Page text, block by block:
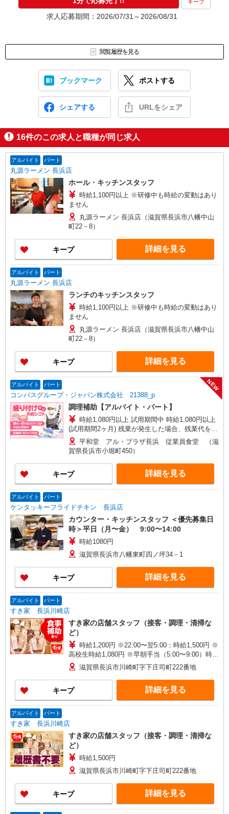
キープ
求人応募期間：2026/07/31～2026/08/31
閲覧履歴を見る
ブックマーク ポストする
シェアする URLをシェア
16件のこの求人と職種が同じ求人
アルバイト パート
丸源ラーメン 長浜店
ホール・キッチンスタッフ
時給1,100円以上 ※研修中も時給の変動はあり
ません
丸源ラーメン 長浜店（滋賀県長浜市八幡中山
町22－8）
キープ 詳細を見る
アルバイト パート
丸源ラーメン 長浜店
ランチのキッチンスタッフ
時給1,100円以上 ※研修中も時給の変動はあり
ません
丸源ラーメン 長浜店（滋賀県長浜市八幡中山
町22－8）
キープ 詳細を見る
アルバイト パート
コンパスグループ・ジャパン株式会社 21388_p
NEW
調理補助【アルバイト・パート】
時給1,080円以上 試用期間中 時給1,080円以上
(試用期間2ヶ月) 残業が発生した場合、残業代を1
分単位で別途支給します。
平和堂 アル・プラザ長浜 従業員食堂 （滋
賀県長浜市小堀町450）
キープ 詳細を見る
アルバイト パート
ケンタッキーフライドチキン 長浜店
カウンター・キッチンスタッフ ＜優先募集日
時＞平日（月〜金） 9:00〜14:00
時給1080円
滋賀県長浜市八幡東町四ノ坪34－1
キープ 詳細を見る
アルバイト パート
すき家 長浜川崎店
すき家の店舗スタッフ（接客・調理・清掃な
ど）
時給1,200円 ※22:00〜翌5:00：時給1,500円 ※
高校生時給1,080円 ※早朝手当（5:00〜9:00）時給
＋150円
滋賀県長浜市川崎町字下庄司町222番地
キープ 詳細を見る
アルバイト パート
すき家 長浜川崎店
すき家の店舗スタッフ（接客・調理・清掃な
ど）
時給1,500円
滋賀県長浜市川崎町字下庄司町222番地
キープ 詳細を見る